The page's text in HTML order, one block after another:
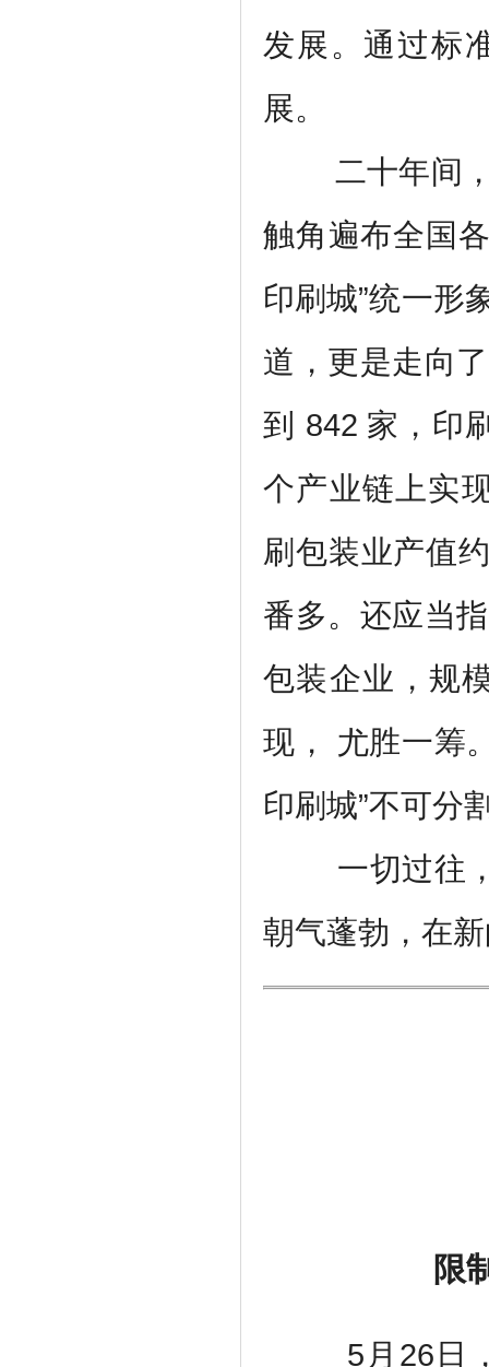
发展。通过标
展。
二十年间
触角遍布全国
印刷城”统一形
道，更是走向
到 842 家，印
个产业链上实
刷包装业产值
番多。还应当
包装企业，规
现， 尤胜一筹
印刷城”不可分
一切过往
朝气蓬勃，在
限
5 月 26日